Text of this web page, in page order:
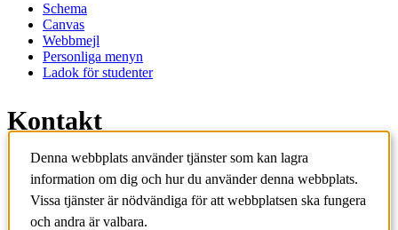
Schema
Canvas
Webbmejl
Personliga menyn
Ladok för studenter
Kontakt
Kontakta utbildningsprogram
Kontakta kurs
IT-support
KTH Entré
Denna webbplats använder tjänster som kan lagra
information om dig och hur du använder denna webbplats.
Vissa tjänster är nödvändiga för att webbplatsen ska fungera
och andra är valbara.